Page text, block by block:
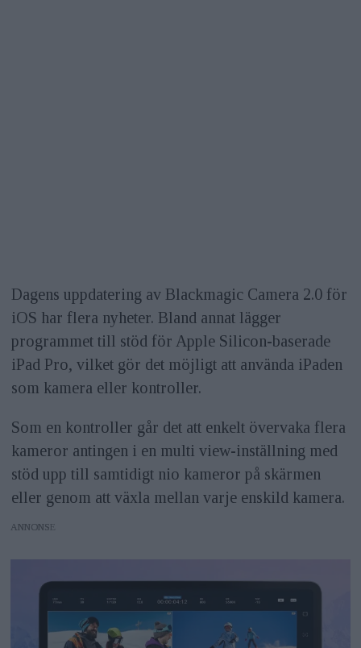
Dagens uppdatering av Blackmagic Camera 2.0 för
iOS har flera nyheter. Bland annat lägger
programmet till stöd för Apple Silicon-baserade
iPad Pro, vilket gör det möjligt att använda iPaden
som kamera eller kontroller.
Som en kontroller går det att enkelt övervaka flera
kameror antingen i en multi view-inställning med
stöd upp till samtidigt nio kameror på skärmen
eller genom att växla mellan varje enskild kamera.
ANNONS